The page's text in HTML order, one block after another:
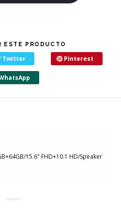
ESTE PRODUCTO
Twitter Pinterest
15.6" FHD+10.1 HD/Speaker